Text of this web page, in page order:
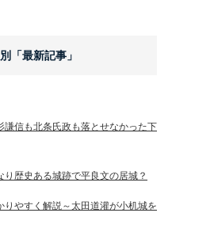
「最新記事」
謙信も北条氏政も落とせなかった下
り歴史ある城跡で平良文の居城？
りやすく解説～太田道灌が小机城を